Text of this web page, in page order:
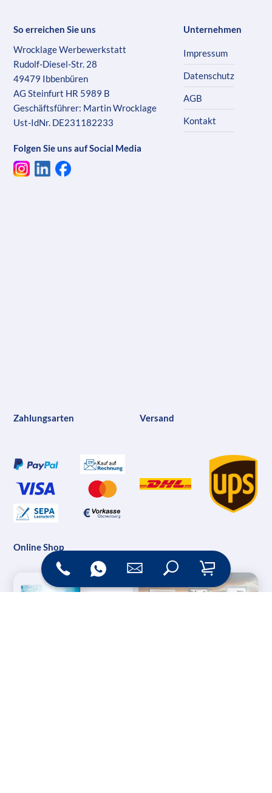
So erreichen Sie uns
Wrocklage Werbewerkstatt
Rudolf-Diesel-Str. 28
49479 Ibbenbüren
AG Steinfurt HR 5989 B
Geschäftsführer: Martin Wrocklage
Ust-IdNr. DE231182233
Folgen Sie uns auf Social Media
Unternehmen
Impressum
Datenschutz
AGB
Kontakt
Zahlungsarten Versand
Online Shop